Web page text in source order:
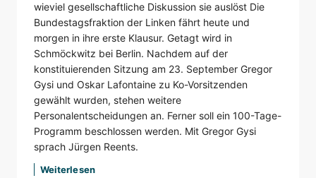
wieviel gesellschaftliche Diskussion sie auslöst Die
Bundestagsfraktion der Linken fährt heute und
morgen in ihre erste Klausur. Getagt wird in
Schmöckwitz bei Berlin. Nachdem auf der
konstituierenden Sitzung am 23. September Gregor
Gysi und Oskar Lafontaine zu Ko-Vorsitzenden
gewählt wurden, stehen weitere
Personalentscheidungen an. Ferner soll ein 100-Tage-
Programm beschlossen werden. Mit Gregor Gysi
sprach Jürgen Reents.
Weiterlesen